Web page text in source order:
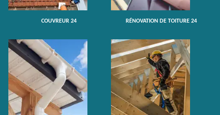
COUVREUR 24 RÉNOVATION DE TOITURE 24